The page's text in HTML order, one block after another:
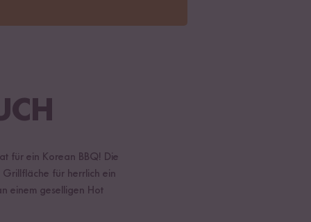
für ein Korean BBQ! Die
für herrlich ein
einem geselligen Hot